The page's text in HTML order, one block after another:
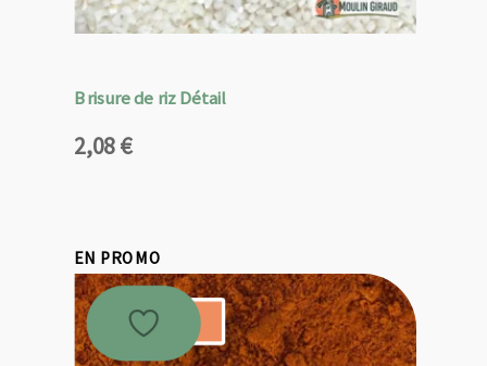
Brisure de riz Détail
2,08€
EN PROMO
Promo !